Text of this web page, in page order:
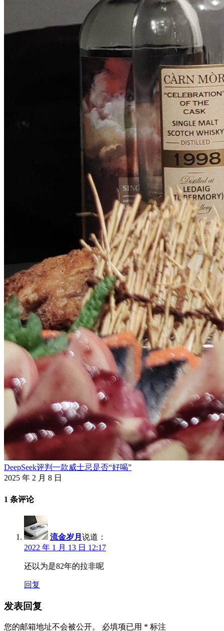
DeepSeek评判一款威士忌是否“好喝”
2025 年 2 月 8 日
1 条评论
流金岁月 说道：
2022 年 1 月 13 日 12:17
还以为是82年的拉非呢
回复
发表回复
您的邮箱地址不会被公开。 必填项已用 * 标注